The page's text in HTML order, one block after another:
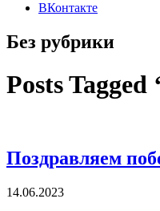
ВКонтакте
Без рубрики
Posts Tagged
Поздравляем
14.06.2023